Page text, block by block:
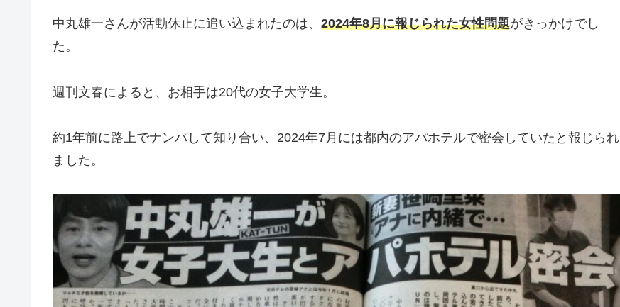
中丸雄一さんが活動休止に追い込まれたのは、 2024年8月に報じられた女性問題がきっかけでし
た。
週刊文春によると、お相手は20代の女子大学生。
約1年前に路上でナンパして知り合い、2024年7月には都内のアパホテルで密会していたと報じられ
ました。